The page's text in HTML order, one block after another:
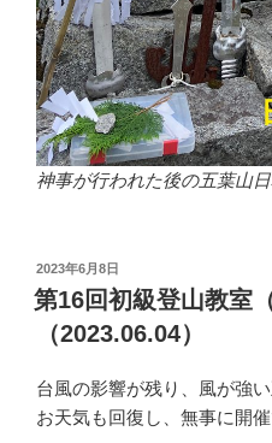
神事が行われた後の五葉山日
投
稿
日:
2023年6月8日
第16回初級登山教室
（2023.06.04）
台風の影響が残り、風が強い
お天気も回復し、無事に開催